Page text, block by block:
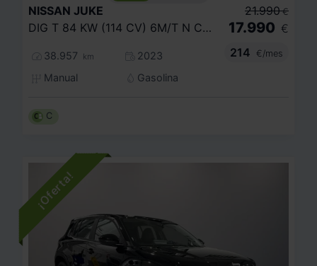
NISSAN JUKE
DIG T 84 KW (114 CV) 6M/T N CONNECTA
38.957 km
2023
Manual
Gasolina
21.990 €
17.990 €
214
€/mes
C